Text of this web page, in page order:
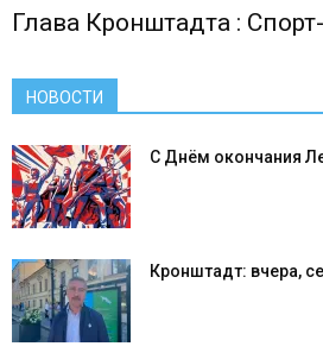
Глава Кронштадта :
НОВОСТИ
С Днём окончания
Кронштадт: вчера,